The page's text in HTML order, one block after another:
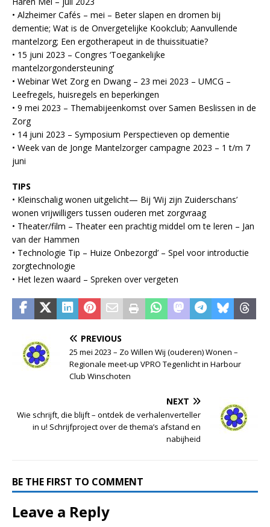
• Alzheimer Cafés – mei – Beter slapen en dromen bij
dementie; Wat is de Onvergetelijke Kookclub; Aanvullende
mantelzorg; Een ergotherapeut in de thuissituatie?
• 15 juni 2023 – Congres ‘Toegankelijke
mantelzorgondersteuning’
• Webinar Wet Zorg en Dwang – 23 mei 2023 – UMCG –
Leefregels, huisregels en beperkingen
• 9 mei 2023 – Themabijeenkomst over Samen Beslissen in de
Zorg
• 14 juni 2023 – Symposium Perspectieven op dementie
• Week van de Jonge Mantelzorger campagne 2023 – 1 t/m 7
juni
TIPS
• Kleinschalig wonen uitgelicht— Bij ‘Wij zijn Zuiderschans’
wonen vrijwilligers tussen ouderen met zorgvraag
• Theater/film – Theater een prachtig middel om te leren – Jan
van der Hammen
• Technologie Tip – Huize Onbezorgd’ – Spel voor introductie
zorgtechnologie
• Het lezen waard – Spreken over vergeten
PREVIOUS
25 mei 2023 – Zo Willen Wij (ouderen) Wonen –
Regionale meet-up VPRO Tegenlicht in Harbour
Club Winschoten
NEXT
Wie schrijft, die blijft – ontdek de verhalenverteller
in u! Schrijfproject over de thema’s afstand en
nabijheid
BE THE FIRST TO COMMENT
Leave a Reply